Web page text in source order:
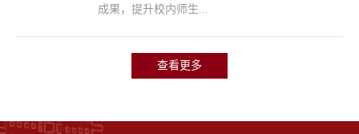
成果，提升校内师生...
查看更多